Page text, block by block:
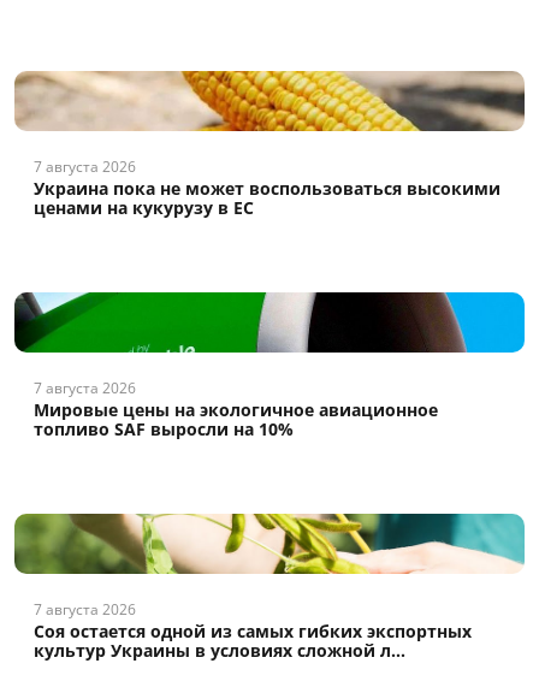
7 августа 2026
Украина пока не может воспользоваться высокими
ценами на кукурузу в ЕС
7 августа 2026
Мировые цены на экологичное авиационное
топливо SAF выросли на 10%
7 августа 2026
Соя остается одной из самых гибких экспортных
культур Украины в условиях сложной л...